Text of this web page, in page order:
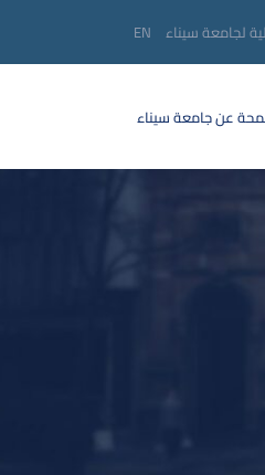
لجامعة سيناء EN
عن جامعة سيناء